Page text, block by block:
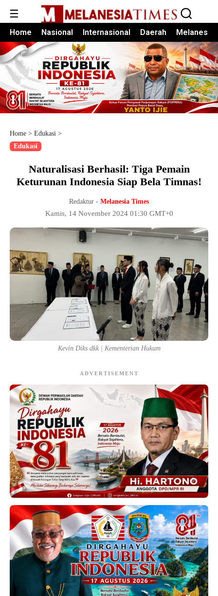
☰
Home Nasional Internasional Daerah Melanesia
Home > Edukasi >
Edukasi
Naturalisasi Berhasil: Tiga Pemain
Keturunan Indonesia Siap Bela Timnas!
Redaktur - Melanesia Times
Kamis, 14 November 2024 01:30 GMT+0
Kevin Diks dkk | Kementerian Hukum
ADVERTISEMENT